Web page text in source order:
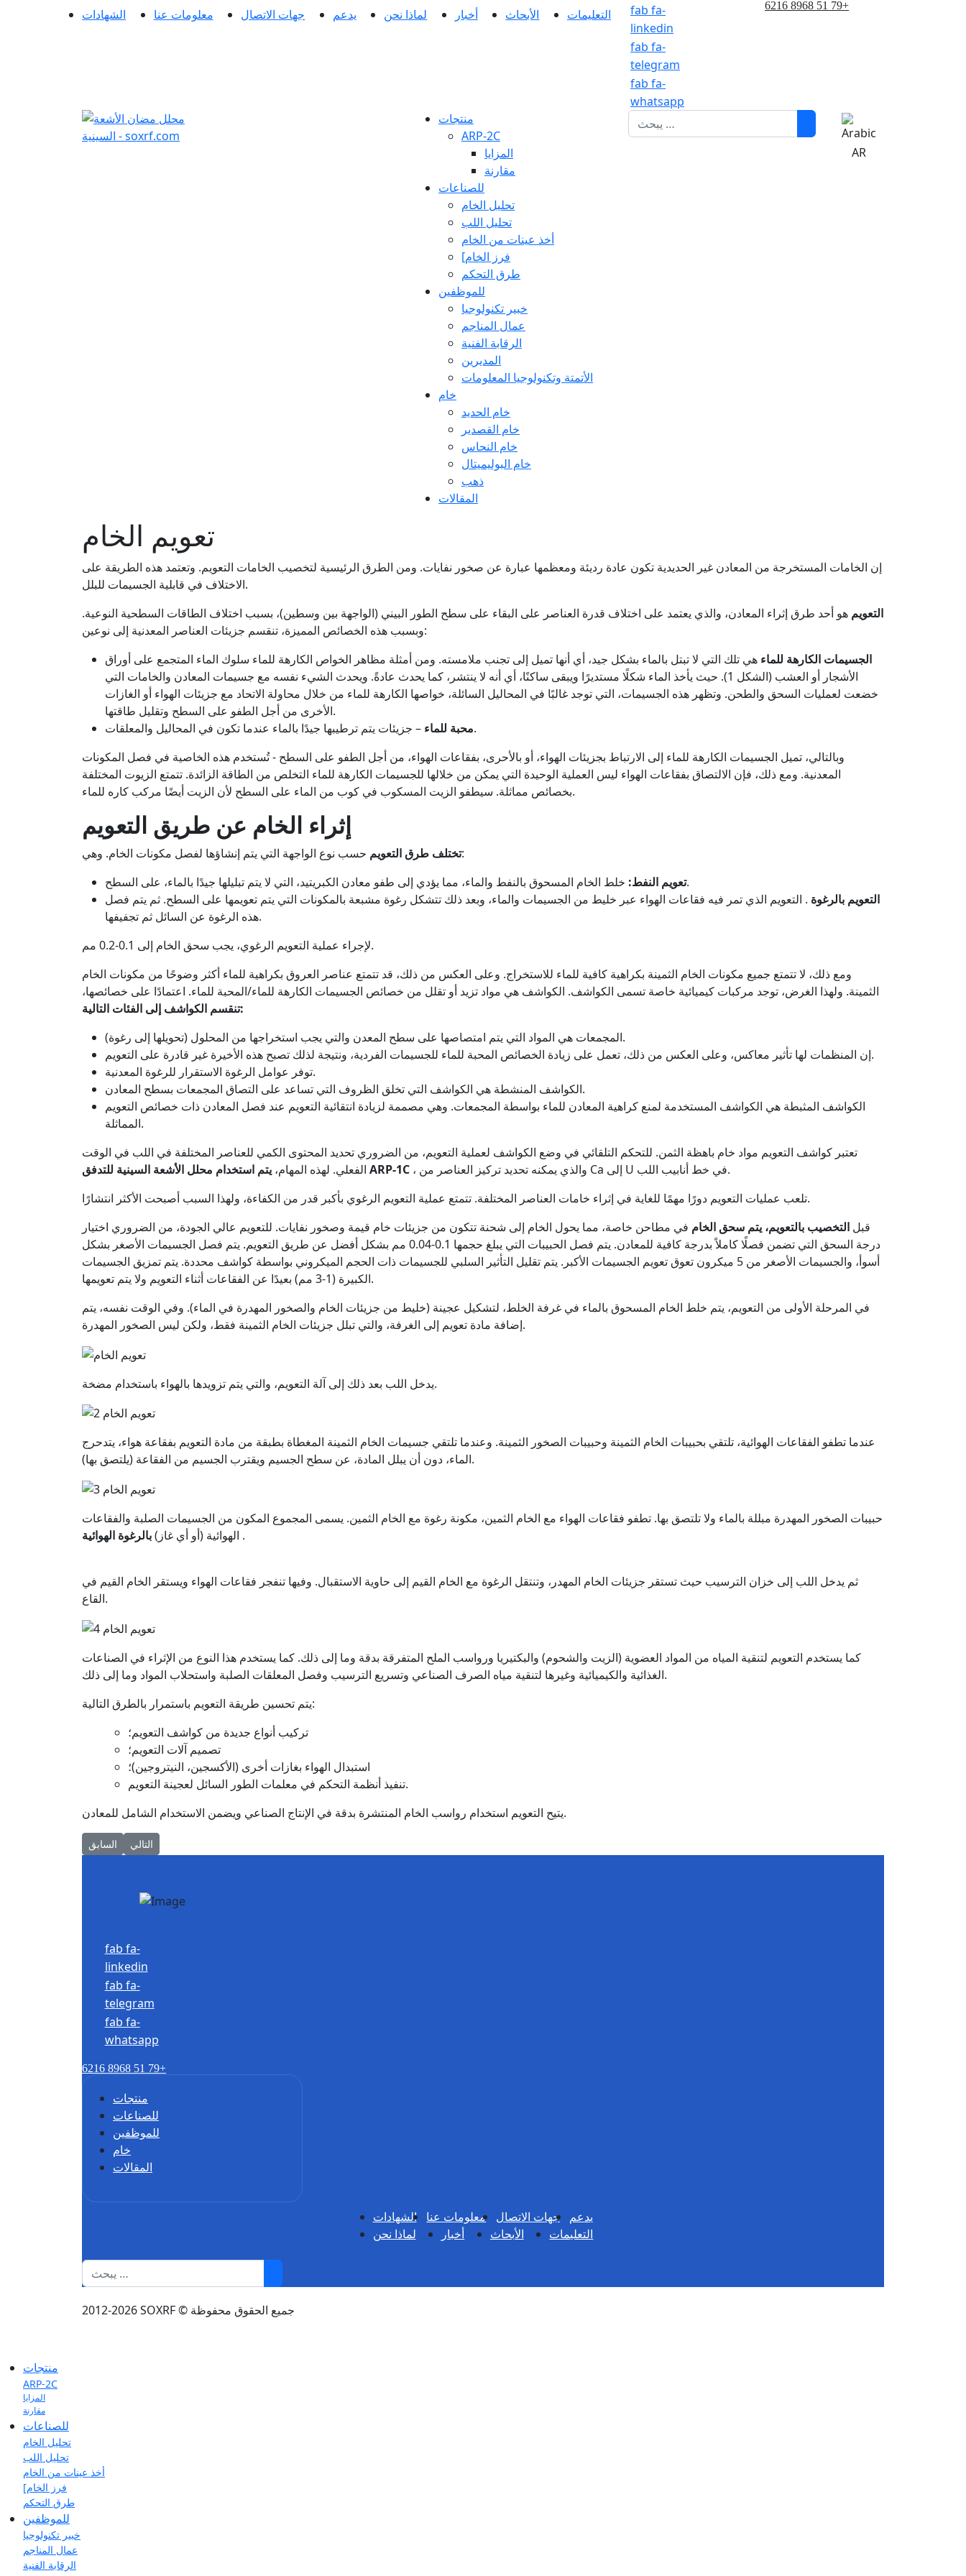
الشهادات معلومات عنا جهات الاتصال يدعم لماذا نحن أخبار الأبحاث التعليمات
fab fa-
linkedin
fab fa-
telegram
fab fa-
whatsapp
6216 8968 51 79+
منتجات
ARP-2C
المزايا
مقارنة
للصناعات
تحليل الخام
تحليل اللب
أخذ عينات من الخام
[فرز الخام
طرق التحكم
للموظفين
خبير تكنولوجيا
عمال المناجم
الرقابة الفنية
المديرين
الأتمتة وتكنولوجيا المعلومات
خام
خام الحديد
خام القصدير
خام النحاس
خام البوليميتال
ذهب
المقالات
1
AR
تعويم الخام
إن الخامات المستخرجة من المعادن غير الحديدية تكون عادة رديئة ومعظمها عبارة عن صخور نفايات. ومن الطرق الرئيسية لتخصيب الخامات التعويم. وتعتمد هذه الطريقة على
الاختلاف في قابلية الجسيمات للبلل.
التعويم هو أحد طرق إثراء المعادن، والذي يعتمد على اختلاف قدرة العناصر على البقاء على سطح الطور البيني (الواجهة بين وسطين)، بسبب اختلاف الطاقات السطحية النوعية.
وبسبب هذه الخصائص المميزة، تنقسم جزيئات العناصر المعدنية إلى نوعين:
الجسيمات الكارهة للماء هي تلك التي لا تبتل بالماء بشكل جيد، أي أنها تميل إلى تجنب ملامسته. ومن أمثلة مظاهر الخواص الكارهة للماء سلوك الماء المتجمع على أوراق
الأشجار أو العشب (الشكل 1). حيث يأخذ الماء شكلًا مستديرًا ويبقى ساكنًا، أي أنه لا ينتشر، كما يحدث عادةً. ويحدث الشيء نفسه مع جسيمات المعادن والخامات التي
خضعت لعمليات السحق والطحن. وتظهر هذه الجسيمات، التي توجد غالبًا في المحاليل السائلة، خواصها الكارهة للماء من خلال محاولة الاتحاد مع جزيئات الهواء أو الغازات
الأخرى من أجل الطفو على السطح وتقليل طاقتها.
محبة للماء– جزيئات يتم ترطيبها جيدًا بالماء عندما تكون في المحاليل والمعلقات.
وبالتالي، تميل الجسيمات الكارهة للماء إلى الارتباط بجزيئات الهواء، أو بالأحرى، بفقاعات الهواء، من أجل الطفو على السطح - تُستخدم هذه الخاصية في فصل المكونات
المعدنية. ومع ذلك، فإن الالتصاق بفقاعات الهواء ليس العملية الوحيدة التي يمكن من خلالها للجسيمات الكارهة للماء التخلص من الطاقة الزائدة. تتمتع الزيوت المختلفة
بخصائص مماثلة. سيطفو الزيت المسكوب في كوب من الماء على السطح لأن الزيت أيضًا مركب كاره للماء.
إثراء الخام عن طريق التعويم
تختلف طرق التعويمحسب نوع الواجهة التي يتم إنشاؤها لفصل مكونات الخام. وهي:
تعويم النفط:خلط الخام المسحوق بالنفط والماء، مما يؤدي إلى طفو معادن الكبريتيد، التي لا يتم تبليلها جيدًا بالماء، على السطح.
التعويم بالرغوة . التعويم الذي تمر فيه فقاعات الهواء عبر خليط من الجسيمات والماء، وبعد ذلك تتشكل رغوة مشبعة بالمكونات التي يتم تعويمها على السطح. ثم يتم فصل
هذه الرغوة عن السائل ثم تجفيفها.
لإجراء عملية التعويم الرغوي، يجب سحق الخام إلى 0.1-0.2 مم.
ومع ذلك، لا تتمتع جميع مكونات الخام الثمينة بكراهية كافية للماء للاستخراج. وعلى العكس من ذلك، قد تتمتع عناصر العروق بكراهية للماء أكثر وضوحًا من مكونات الخام
الثمينة. ولهذا الغرض، توجد مركبات كيميائية خاصة تسمى الكواشف. الكواشف هي مواد تزيد أو تقلل من خصائص الجسيمات الكارهة للماء/المحبة للماء. اعتمادًا على خصائصها،
تنقسم الكواشف إلى الفئات التالية:
المجمعات هي المواد التي يتم امتصاصها على سطح المعدن والتي يجب استخراجها من المحلول (تحويلها إلى رغوة).
إن المنظمات لها تأثير معاكس، وعلى العكس من ذلك، تعمل على زيادة الخصائص المحبة للماء للجسيمات الفردية، ونتيجة لذلك تصبح هذه الأخيرة غير قادرة على التعويم.
توفر عوامل الرغوة الاستقرار للرغوة المعدنية.
الكواشف المنشطة هي الكواشف التي تخلق الظروف التي تساعد على التصاق المجمعات بسطح المعادن.
الكواشف المثبطة هي الكواشف المستخدمة لمنع كراهية المعادن للماء بواسطة المجمعات. وهي مصممة لزيادة انتقائية التعويم عند فصل المعادن ذات خصائص التعويم
المماثلة.
تعتبر كواشف التعويم مواد خام باهظة الثمن. للتحكم التلقائي في وضع الكواشف لعملية التعويم، من الضروري تحديد المحتوى الكمي للعناصر المختلفة في اللب في الوقت
الفعلي. لهذه المهام، يتم استخدام محلل الأشعة السينية للتدفق ARP-1C
، والذي يمكنه تحديد تركيز العناصر من Ca إلى U في خط أنابيب اللب.
تلعب عمليات التعويم دورًا مهمًا للغاية في إثراء خامات العناصر المختلفة. تتمتع عملية التعويم الرغوي بأكبر قدر من الكفاءة، ولهذا السبب أصبحت الأكثر انتشارًا.
قبل التخصيب بالتعويم، يتم سحق الخام في مطاحن خاصة، مما يحول الخام إلى شحنة تتكون من جزيئات خام قيمة وصخور نفايات. للتعويم عالي الجودة، من الضروري اختيار
درجة السحق التي تضمن فصلًا كاملاً بدرجة كافية للمعادن. يتم فصل الحبيبات التي يبلغ حجمها 0.1-0.04 مم بشكل أفضل عن طريق التعويم. يتم فصل الجسيمات الأصغر بشكل
أسوأ، والجسيمات الأصغر من 5 ميكرون تعوق تعويم الجسيمات الأكبر. يتم تقليل التأثير السلبي للجسيمات ذات الحجم الميكروني بواسطة كواشف محددة. يتم تمزيق الجسيمات
الكبيرة (1-3 مم) بعيدًا عن الفقاعات أثناء التعويم ولا يتم تعويمها.
في المرحلة الأولى من التعويم، يتم خلط الخام المسحوق بالماء في غرفة الخلط، لتشكيل عجينة (خليط من جزيئات الخام والصخور المهدرة في الماء). وفي الوقت نفسه، يتم
إضافة مادة تعويم إلى الغرفة، والتي تبلل جزيئات الخام الثمينة فقط، ولكن ليس الصخور المهدرة.
يدخل اللب بعد ذلك إلى آلة التعويم، والتي يتم تزويدها بالهواء باستخدام مضخة.
عندما تطفو الفقاعات الهوائية، تلتقي بحبيبات الخام الثمينة وحبيبات الصخور الثمينة. وعندما تلتقي جسيمات الخام الثمينة المغطاة بطبقة من مادة التعويم بفقاعة هواء، يتدحرج
الماء، دون أن يبلل المادة، عن سطح الجسيم ويقترب الجسيم من الفقاعة (يلتصق بها).
حبيبات الصخور المهدرة مبللة بالماء ولا تلتصق بها. تطفو فقاعات الهواء مع الخام الثمين، مكونة رغوة مع الخام الثمين. يسمى المجموع المكون من الجسيمات الصلبة والفقاعات
الهوائية (أو أي غاز)بالرغوة الهوائية .
ثم يدخل اللب إلى خزان الترسيب حيث تستقر جزيئات الخام المهدر، وتنتقل الرغوة مع الخام القيم إلى حاوية الاستقبال. وفيها تنفجر فقاعات الهواء ويستقر الخام القيم في
القاع.
كما يستخدم التعويم لتنقية المياه من المواد العضوية (الزيت والشحوم) والبكتيريا ورواسب الملح المتفرقة بدقة وما إلى ذلك. كما يستخدم هذا النوع من الإثراء في الصناعات
الغذائية والكيميائية وغيرها لتنقية مياه الصرف الصناعي وتسريع الترسيب وفصل المعلقات الصلبة واستحلاب المواد وما إلى ذلك.
يتم تحسين طريقة التعويم باستمرار بالطرق التالية:
تركيب أنواع جديدة من كواشف التعويم؛
تصميم آلات التعويم؛
استبدال الهواء بغازات أخرى (الأكسجين، النيتروجين)؛
تنفيذ أنظمة التحكم في معلمات الطور السائل لعجينة التعويم.
يتيح التعويم استخدام رواسب الخام المنتشرة بدقة في الإنتاج الصناعي ويضمن الاستخدام الشامل للمعادن.
السابق التالي
fab fa-
linkedin
fab fa-
telegram
fab fa-
whatsapp
6216 8968 51 79+
منتجات
للصناعات
للموظفين
خام
المقالات
الشهادات معلومات عنا جهات الاتصال
يدعم
لماذا نحن
أخبار الأبحاث التعليمات
1
2012-2026 SOXRF © جميع الحقوق محفوظة
منتجات
ARP-2C
المزايا
مقارنة
للصناعات
تحليل الخام
تحليل اللب
أخذ عينات من الخام
[فرز الخام
طرق التحكم
للموظفين
خبير تكنولوجيا
عمال المناجم
الرقابة الفنية